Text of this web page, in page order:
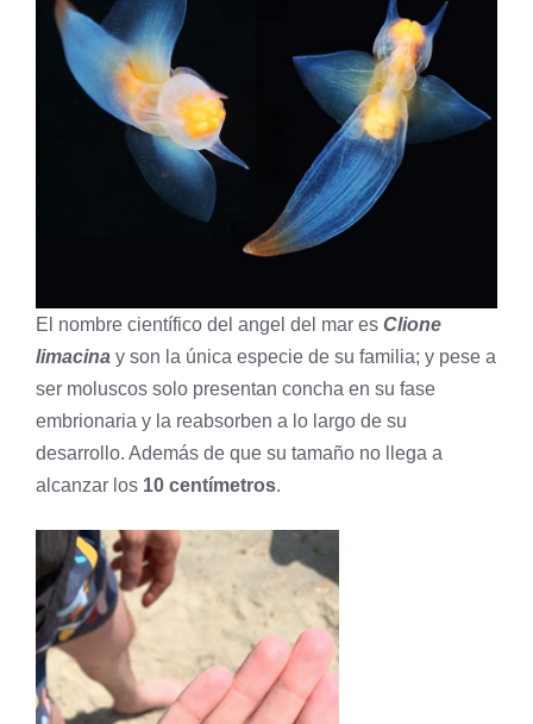
El nombre científico del angel del mar es Clione
limacina y son la única especie de su familia; y pese a
ser moluscos solo presentan concha en su fase
embrionaria y la reabsorben a lo largo de su
desarrollo. Además de que su tamaño no llega a
alcanzar los 10 centímetros.